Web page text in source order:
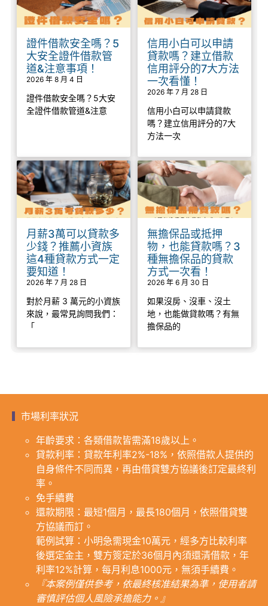
證件借款安全嗎？5
大安全證件借款管
道&注意事項！
2026 年 8 月 4 日
證件借款安全嗎？5大安
全證件借款管道&注意
信用小白可以申請
貸款嗎？建立借款
信用評分的7大方法
一次看懂！
2026 年 7 月 28 日
信用小白可以申請貸款
嗎？建立信用評分的7大
方法一次
月薪3萬可以貸款多
少錢？推薦小資族
這4種貸款方式一定
要知道！
2026 年 7 月 28 日
對於月薪 3 萬元的小資族
來說，最常見詢問我們：
「
無擔保品或抵押
物，也能貸款嗎？3
種無擔保品的貸款
方式一次看！
2026 年 6 月 30 日
如果沒房、沒車、沒土
地，也能做貸款嗎？有無
擔保品的
市場利率狀況
年齡要求：各類借款皆需滿18歲以上。
貸款利率：貸款年利率2%-18%，依照借款人提供的
自身條件不同而異，再由借貸雙方協議後訂定最終利
率。
免手續費
還款期限：最短1個月，最長180個月，依照借貸雙
方協議而訂。
範例試算：小明急需現金10萬元，經多方比較利率
後選定金主，雙方簽定於36個月內須還清借款，年
利率12%計算，每月利息1000元，無須手續費。
『本案例僅供參考，依最終核准結果為準，使用者請
審慎評估個人風險承擔能力。』